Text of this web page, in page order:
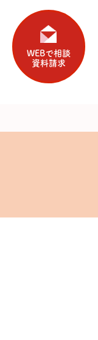
WEBで相談
資料請求